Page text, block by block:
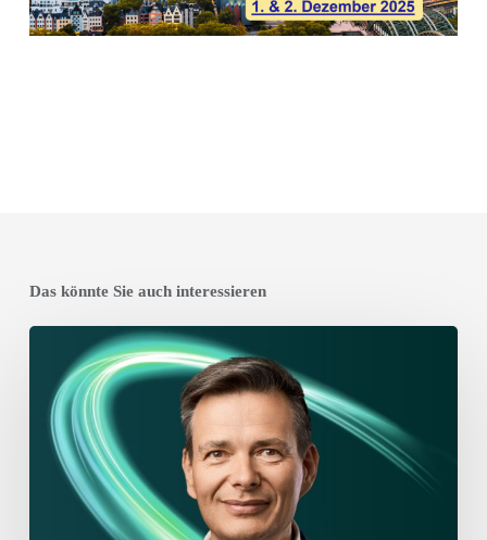
Das könnte Sie auch interessieren
Jan
Wemmel
wird
Managing
Director
von
RLDatix
Deutschland